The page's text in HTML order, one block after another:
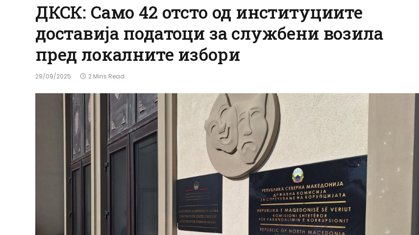
ДКСК: Само 42 oтсто од институциите
доставија податоци за службени возила
пред локалните избори
29/09/2025 2 Mins Read